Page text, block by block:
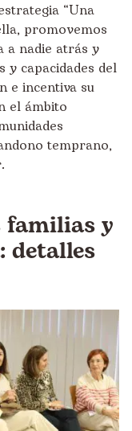
“Una
promovemos
a nadie atrás y
y capacidades del
e incentiva su
el ámbito
temprano,
familias y
detalles